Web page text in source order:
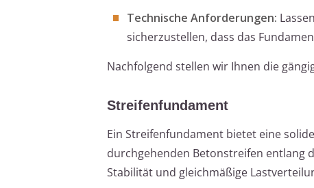
Technische Anforderungen:
sicherzustellen, dass das
Nachfolgend stellen wir Ihnen die
Streifenfundament
Ein Streifenfundament bietet eine
durchgehenden Betonstreifen entlang
Stabilität und gleichmäßige